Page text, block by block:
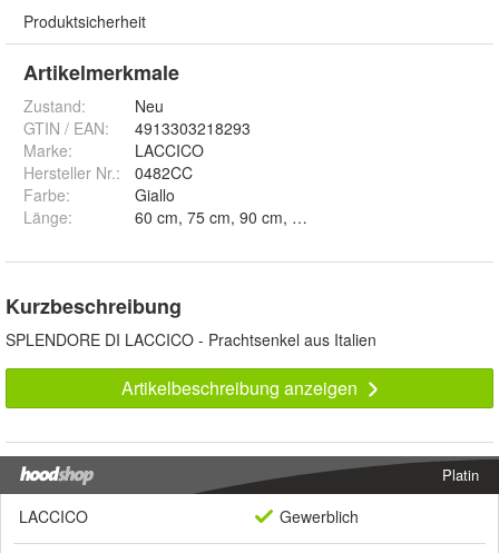
Produktsicherheit
Artikelmerkmale
Zustand:
Neu
GTIN / EAN:
4913303218293
Marke:
LACCICO
Hersteller Nr.:
0482CC
Farbe:
Giallo
Länge:
Kurzbeschreibung
SPLENDORE DI LACCICO - Prachtsenkel aus Italien
Artikelbeschreibung anzeigen
Platin
LACCICO Gewerblich